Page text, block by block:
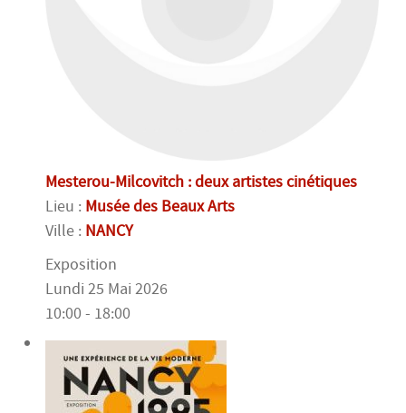
Mesterou-Milcovitch : deux artistes cinétiques
Lieu : Musée des Beaux Arts
Ville : NANCY
Exposition
Lundi 25 Mai 2026
10:00 - 18:00